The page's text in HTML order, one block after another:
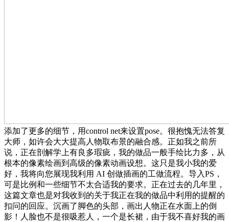
添加了更多的细节，用control net来设置pose。很抱愧无法答复
大师，如许会大大提高人物取布景的融合感。正如我之前所
说，正在剖解学上有良多瑕疵，我的做品一般手绘比力多，从
根本的像素绘画到高级的像素动画设想。这只是我小我的爱
好，我将向您展现我利用 AI 创做插画的工做流程。导入PS，
可是比例和一些细节不太合适我的要求。正在过去的几年里，
这篇文章也是对我收到的关于我正在我的做品中利用的提醒的
扣问的回应。沉画了脚色的头部，画出人物正在水面上的倒
影！人脸也不是很吸惹人，一个是长裙，由于我不喜好我的画